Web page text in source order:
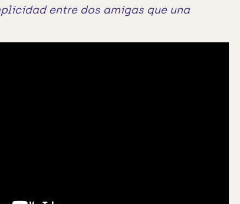
entre dos amigas que una